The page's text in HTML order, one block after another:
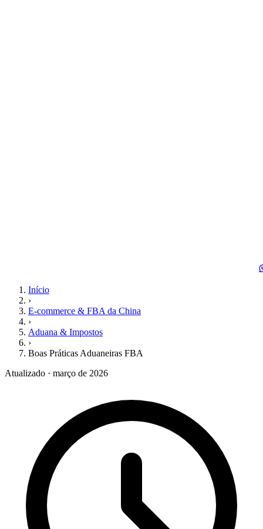
Início
›
E-commerce & FBA da China
›
Aduana & Impostos
›
Boas Práticas Aduaneiras FBA
Atualizado · março de 2026